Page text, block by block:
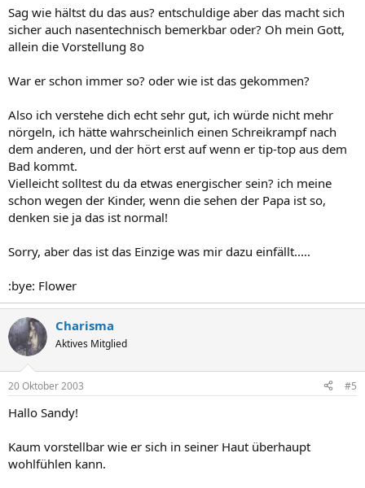
Sag wie hältst du das aus? entschuldige aber das macht sich
sicher auch nasentechnisch bemerkbar oder? Oh mein Gott,
allein die Vorstellung 8o
War er schon immer so? oder wie ist das gekommen?
Also ich verstehe dich echt sehr gut, ich würde nicht mehr
nörgeln, ich hätte wahrscheinlich einen Schreikrampf nach
dem anderen, und der hört erst auf wenn er tip-top aus dem
Bad kommt.
Vielleicht solltest du da etwas energischer sein? ich meine
schon wegen der Kinder, wenn die sehen der Papa ist so,
denken sie ja das ist normal!
Sorry, aber das ist das Einzige was mir dazu einfällt.....
:bye: Flower
Charisma
Aktives Mitglied
20 Oktober 2003 #5
Hallo Sandy!
Kaum vorstellbar wie er sich in seiner Haut überhaupt
wohlfühlen kann.